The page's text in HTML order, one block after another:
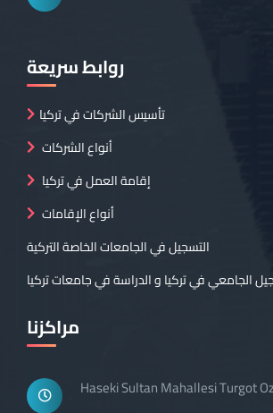
روابط سريعة
تأسيس الشركات في تركيا
أنواع الشركات
إقامة العمل في تركيا
أنواع الإقامات
التسجيل في الجامعات الخاصة التركية
الجامعي في تركيا و الدراسة في جامعات تركيا
مراكزنا
Haseki Sultan Mahallesi Turgot